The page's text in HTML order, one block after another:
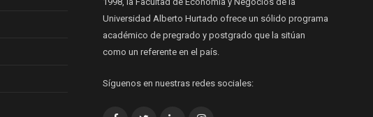
Universidad Alberto Hurtado ofrece un sólido programa
académico de pregrado y postgrado que la sitúan
como un referente en el país.
Síguenos en nuestras redes sociales: